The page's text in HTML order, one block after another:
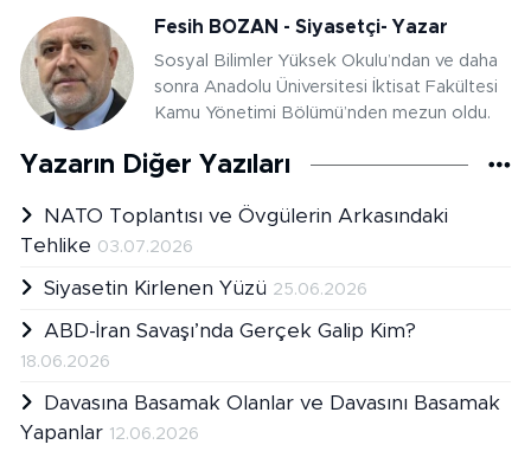
Fesih BOZAN - Siyasetçi- Yazar
Sosyal Bilimler Yüksek Okulu’ndan ve daha
sonra Anadolu Üniversitesi İktisat Fakültesi
Kamu Yönetimi Bölümü’nden mezun oldu.
Yazarın Diğer Yazıları
NATO Toplantısı ve Övgülerin Arkasındaki
Tehlike 03.07.2026
Siyasetin Kirlenen Yüzü 25.06.2026
ABD-İran Savaşı’nda Gerçek Galip Kim?
18.06.2026
Davasına Basamak Olanlar ve Davasını Basamak
Yapanlar 12.06.2026